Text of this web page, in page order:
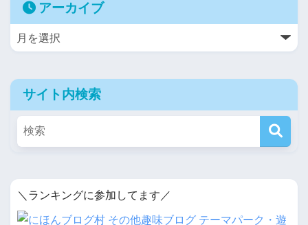
アーカイブ
サイト内検索
＼ランキングに参加してます／